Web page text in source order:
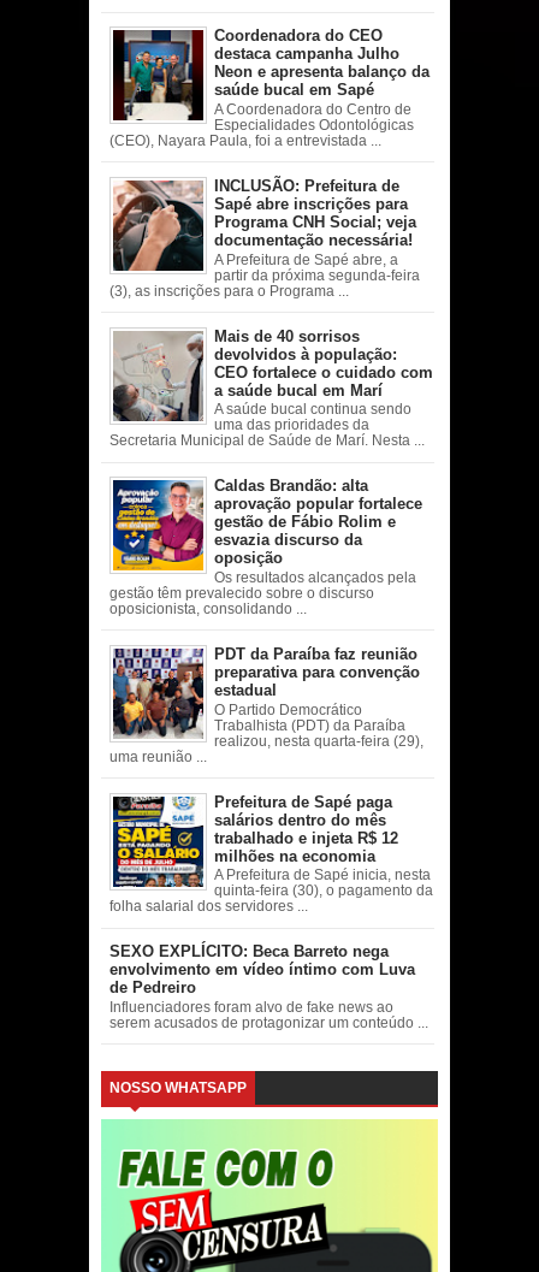
Coordenadora do CEO
destaca campanha Julho
Neon e apresenta balanço da
saúde bucal em Sapé
A Coordenadora do Centro de
Especialidades Odontológicas
(CEO), Nayara Paula, foi a entrevistada ...
INCLUSÃO: Prefeitura de
Sapé abre inscrições para
Programa CNH Social; veja
documentação necessária!
A Prefeitura de Sapé abre, a
partir da próxima segunda-feira
(3), as inscrições para o Programa ...
Mais de 40 sorrisos
devolvidos à população:
CEO fortalece o cuidado com
a saúde bucal em Marí
A saúde bucal continua sendo
uma das prioridades da
Secretaria Municipal de Saúde de Marí. Nesta ...
Caldas Brandão: alta
aprovação popular fortalece
gestão de Fábio Rolim e
esvazia discurso da
oposição
Os resultados alcançados pela
gestão têm prevalecido sobre o discurso
oposicionista, consolidando ...
PDT da Paraíba faz reunião
preparativa para convenção
estadual
O Partido Democrático
Trabalhista (PDT) da Paraíba
realizou, nesta quarta-feira (29),
uma reunião ...
Prefeitura de Sapé paga
salários dentro do mês
trabalhado e injeta R$ 12
milhões na economia
A Prefeitura de Sapé inicia, nesta
quinta-feira (30), o pagamento da
folha salarial dos servidores ...
SEXO EXPLÍCITO: Beca Barreto nega
envolvimento em vídeo íntimo com Luva
de Pedreiro
Influenciadores foram alvo de fake news ao
serem acusados de protagonizar um conteúdo ...
NOSSO WHATSAPP